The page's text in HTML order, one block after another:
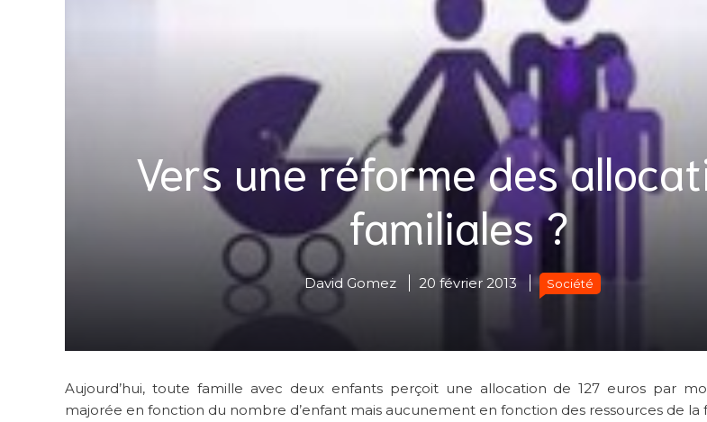
Vers une réforme des
familiales ?
David Gomez 20 février 2013 Société
Aujourd’hui, toute famille avec deux enfants perçoit une allocation de 127 euros par
majorée en fonction du nombre d’enfant mais aucunement en fonction des ressources de la